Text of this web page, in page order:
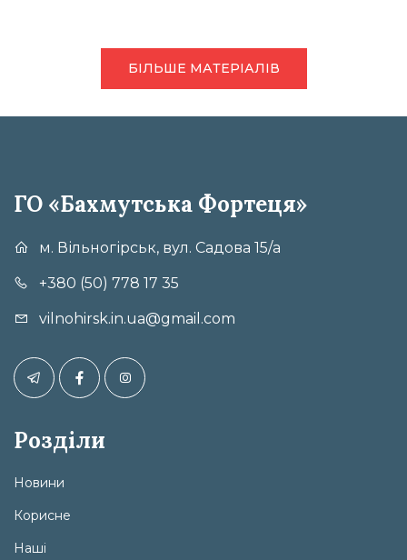
БІЛЬШЕ МАТЕРІАЛІВ
ГО «Бахмутська Фортеця»
м. Вільногірськ, вул. Садова 15/а
+380 (50) 778 17 35
vilnohirsk.in.ua@gmail.com
Розділи
Новини
Корисне
Наші